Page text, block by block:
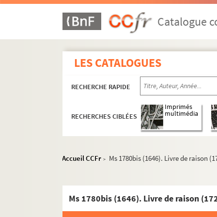
Catalogue
LES CATALOGUES
RECHERCHE RAPIDE
RECHERCHES CIBLÉES
Imprimés
multimédia
Accueil CCFr > Ms 1780bis (1646). Livre de raison